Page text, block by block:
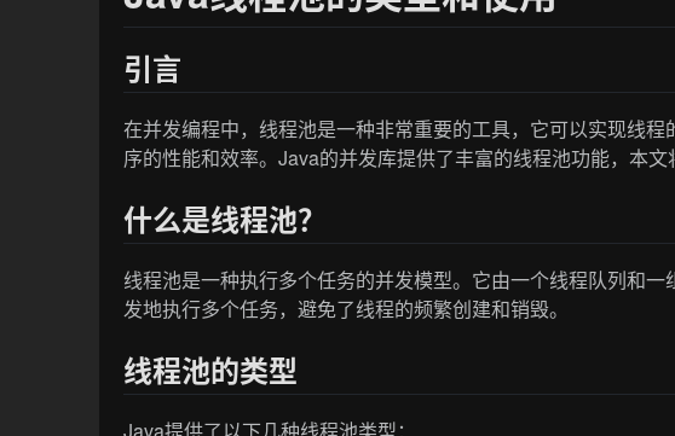
引言
在并发编程中，线程池是一种非常重要的工具，它可以实现线
序的性能和效率。Java的并发库提供了丰富的线程池功能，本文
什么是线程池？
线程池是一种执行多个任务的并发模型。它由一个线程队列和
发地执行多个任务，避免了线程的频繁创建和销毁。
线程池的类型
Java提供了以下几种线程池类型：